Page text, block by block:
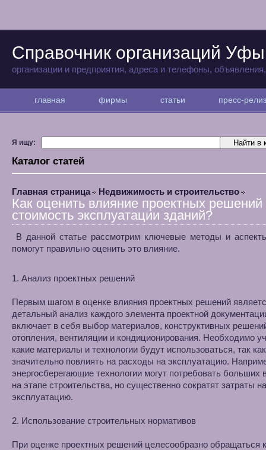
Справочник организаций Уфы
организации и предприятия, адреса и телефоны,
главная фирмы статьи пресс-
Я ищу:
Каталог статей
Главная страница Недвижимость и строительство
Как оценить влияние проектных решений
стоимость эксплуатации зданий?
В данной статье рассмотрим ключевые методы и
помогут правильно оценить это влияние.
1. Анализ проектных решений
Первым шагом в оценке влияния проектных решений
детальный анализ каждого элемента проектной
включает в себя выбор материалов, конструктивных
отопления, вентиляции и кондиционирования. Необходимо
какие материалы и технологии будут использоваться, так
значительно повлиять на расходы на эксплуатацию.
энергосберегающие технологии могут потребовать больших
на этапе строительства, но существенно сократят затраты на
эксплуатацию.
2. Использование строительных нормативов
При оценке проектных решений целесообразно обращаться к